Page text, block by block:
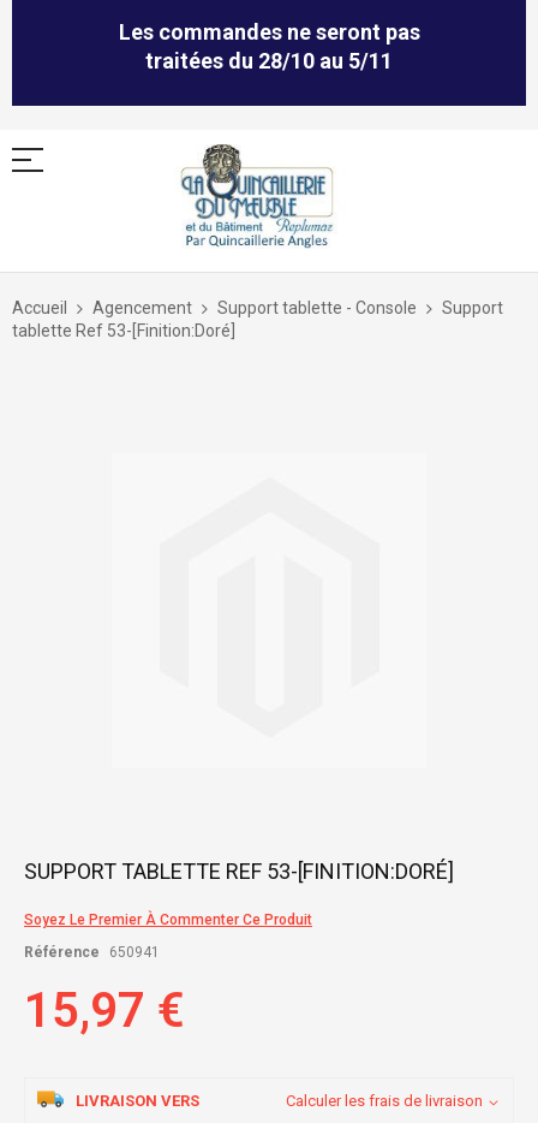
Les commandes ne seront pas
traitées du 28/10 au 5/11
Allez
contenu
Accueil Agencement Support tablette - Console
Support
tablette Ref 53-[Finition:Doré]
Skip
beginning
of
gallery
SUPPORT TABLETTE REF 53-[FINITION:DORÉ]
Soyez Le Premier À Commenter Ce Produit
Référence
650941
15,97 €
LIVRAISON VERS Calculer les frais de livraison